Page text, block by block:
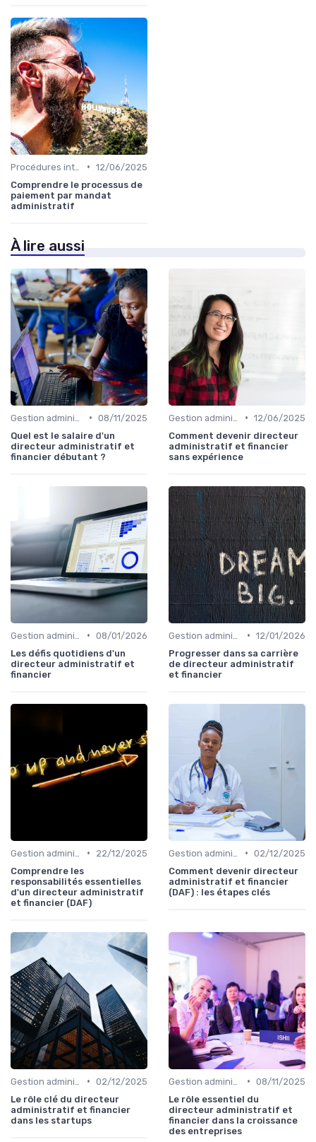
• 12/06/2025
Comprendre le processus de
paiement par mandat
administratif
À lire aussi
• 08/11/2025
Quel est le salaire d'un
directeur administratif et
financier débutant ?
• 12/06/2025
Comment devenir directeur
administratif et financier
sans expérience
• 08/01/2026
Les défis quotidiens d'un
directeur administratif et
financier
• 12/01/2026
Progresser dans sa carrière
de directeur administratif
et financier
•
22/12/2025
Comprendre les
responsabilités essentielles
d'un directeur administratif
et financier (DAF)
• 02/12/2025
Comment devenir directeur
administratif et financier
(DAF) : les étapes clés
• 02/12/2025
Le rôle clé du directeur
administratif et financier
dans les startups
• 08/11/2025
Le rôle essentiel du
directeur administratif et
financier dans la croissance
des entreprises